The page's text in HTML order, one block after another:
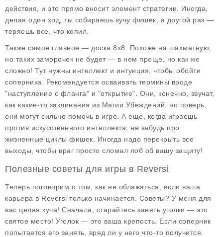
действия, и это прямо вносит элемент стратегии. Иногда,
делая один ход, ты собираешь кучу фишек, а другой раз —
теряешь все, что копил.
Также самое главное — доска 8x8 . Похоже на шахматную,
но таких заморочек не будет — в нем проще, но как же
сложно! Тут нужны интеллект и интуиция, чтобы обойти
соперника. Рекомендуется осваивать термины вроде
"наступление с фланга" и "открытие". Они, конечно, звучат,
как какие-то заклинания из Магии Убеждений, но поверь,
они могут сильно помочь в игре. А еще, когда играешь
против искусственного интеллекта, не забудь про
жизненные циклы фишек. Иногда надо перекрыть все
выходы, чтобы враг просто сломал лоб об вашу защиту!
Полезные советы для игры в Reversi
Теперь поговорим о том, как не облажаться, если ваша
карьера в Reversi только начинается. Советы? У меня для
вас целая куча! Сначала, старайтесь занять уголки — это
святое место! Уголок — это ваша крепость. Если соперник
попытается его занять, вряд ли у него что-то получится.